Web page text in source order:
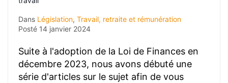
Dans Législation, Travail, retraite et rémunération
Posté 14 janvier 2024
Suite à l'adoption de la Loi de Finances en
décembre 2023, nous avons débuté une
série d'articles sur le sujet afin de vous